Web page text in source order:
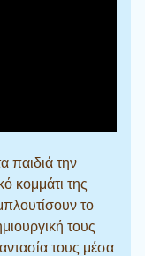
παιδιά την
κομμάτι της
το
τους
τους μέσα